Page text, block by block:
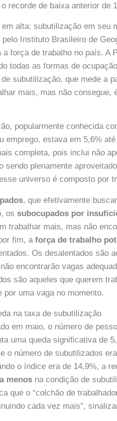
recorde de baixa anterior de
alta: subutilização em seu
Instituto Brasileiro de
força de trabalho no país. A
todas as formas de
subutilização, que mede a
mais, mas não consegue,
popularmente conhecida
emprego, estava em 5,6%
completa, pois inclui não
sendo plenamente
universo é composto por
, que efetivamente
ossubocupados por
trabalhar mais, mas não
fim, aforça de trabalho
Os desalentados são
encontrarão vagas
são aqueles que querem
por uma vaga no momento.
na taxa de subutilização
em maio, o número de
uma queda significativa de
o número de subutilizados
o índice era de 14,9%, a
menos na condição de
que o “colchão de
cada vez mais”,